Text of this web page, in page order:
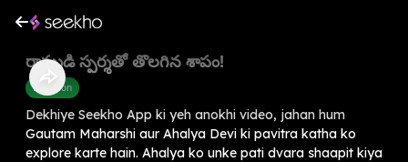
రాముడి స్పర్శతో తొలగిన శాపం!
Devotion
Dekhiye Seekho App ki yeh anokhi video, jahan hum
Gautam Maharshi aur Ahalya Devi ki pavitra katha ko
explore karte hain. Ahalya ko unke pati dvara shaapit kiya